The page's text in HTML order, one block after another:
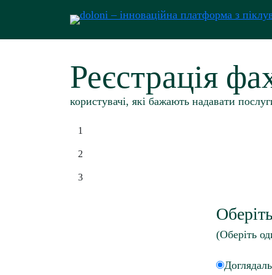
вмісту
Реєстрація
користувачі, які бажають надавати
1
2
3
(Оберіть